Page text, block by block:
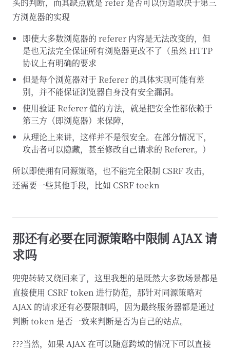
方浏览器的实现
即使大多数浏览器的 referer 内容是无法改变的，但
是也无法完全保证所有浏览器更改不了（虽然 HTTP
协议上有明确的要求
但是每个浏览器对于 Referer 的具体实现可能有差
别，并不能保证浏览器自身没有安全漏洞。
使用验证 Referer 值的方法，就是把安全性都依赖于
第三方（即浏览器）来保障，
从理论上来讲，这样并不是很安全。在部分情况下，
攻击者可以隐藏，甚至修改自己请求的 Referer。）
所以即使拥有同源策略，也不能完全限制 CSRF 攻击，
还需要一些其他手段，比如 CSRF toekn
那还有必要在同源策略中限制 AJAX 请
求吗
兜兜转转又绕回来了，这里我想的是既然大多数场景都是
直接使用 CSRF token 进行防范，那针对同源策略对
AJAX 的请求还有必要限制吗，因为最终服务器都是通过
判断 token 是否一致来判断是否为自己的站点。
???当然，如果 AJAX 在可以随意跨域的情况下可以直接